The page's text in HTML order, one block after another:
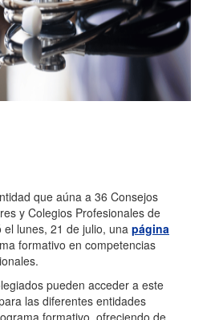
que aúna a 36 Consejos
y Colegios Profesionales de
lunes, 21 de julio, una página
formativo en competencias
pueden acceder a este
las diferentes entidades
formativo, ofreciendo de